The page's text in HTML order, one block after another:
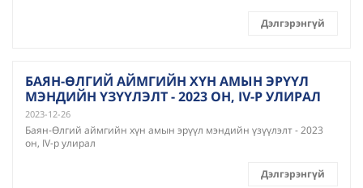
Дэлгэрэнгүй
БАЯН-ӨЛГИЙ АЙМГИЙН ХҮН АМЫН ЭРҮҮЛ
МЭНДИЙН ҮЗҮҮЛЭЛТ - 2023 ОН, IV-Р УЛИРАЛ
2023-12-26
Баян-Өлгий аймгийн хүн амын эрүүл мэндийн үзүүлэлт - 2023
он, IV-р улирал
Дэлгэрэнгүй